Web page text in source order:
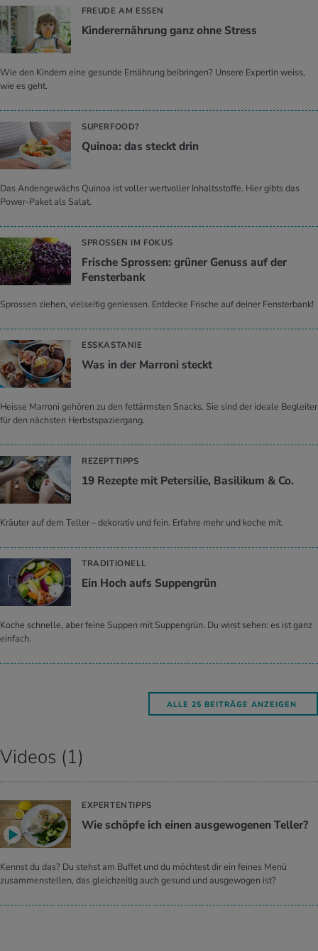
FREUDE AM ESSEN
Kin­der­er­näh­rung ganz ohne Stress
Wie den Kindern eine gesunde Ernährung beibringen? Unsere Expertin weiss,
wie es geht.
SUPERFOOD?
Qui­noa: das steckt drin
Das Andengewächs Quinoa ist voller wertvoller Inhaltsstoffe. Hier gibts das
Power-Paket als Salat.
SPROSSEN IM FOKUS
Fri­sche Spros­sen: grü­ner Ge­nuss auf der
Fens­ter­bank
Sprossen ziehen, vielseitig geniessen. Entdecke Frische auf deiner Fensterbank!
ESSKASTANIE
Was in der Mar­ro­ni steckt
Heisse Marroni gehören zu den fettärmsten Snacks. Sie sind der ideale Begleiter
für den nächsten Herbstspaziergang.
REZEPTTIPPS
19 Re­zep­te mit Pe­ter­si­lie, Ba­si­li­kum & Co.
Kräuter auf dem Teller – dekorativ und fein. Erfahre mehr und koche mit.
TRADITIONELL
Ein Hoch aufs Sup­pen­grün
Koche schnelle, aber feine Suppen mit Suppengrün. Du wirst sehen: es ist ganz
einfach.
ALLE 25 BEITRÄGE ANZEIGEN
Videos (1)
EXPERTENTIPPS
Wie schöpfe ich einen ausgewogenen Teller?
Kennst du das? Du stehst am Buffet und du möchtest dir ein feines Menü
zusammenstellen, das gleichzeitig auch gesund und ausgewogen ist?